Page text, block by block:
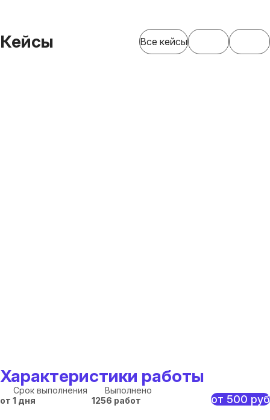
Кейсы Все кейсы
Характеристики работы
Срок выполнения
от 1 дня
Выполнено
1256 работ
от 500 руб